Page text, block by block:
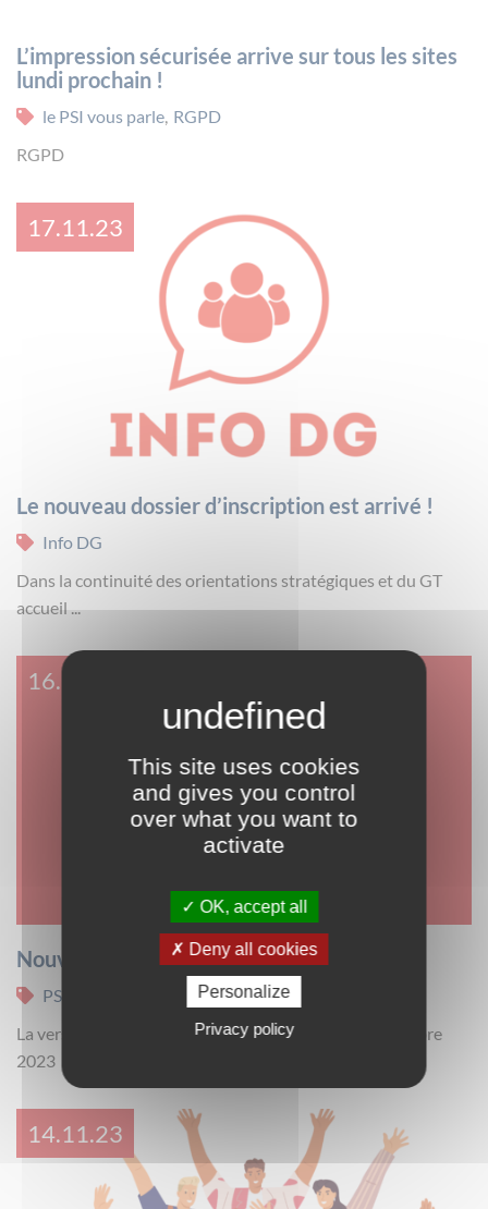
L’impression sécurisée arrive sur tous les sites
lundi prochain !
le PSI vous parle RGPD
RGPD
17.11.23
Le nouveau dossier d’inscription est arrivé !
Info DG
Dans la continuité des orientations stratégiques et du GT
accueil ...
16.11.23
Nouvelle version I-Milo
PSI
La version 3.3 d’I-Milo a été mise en place le 15 novembre
2023
14.11.23
This site uses cookies
and gives you control
over what you want to
activate
OK, accept all
Deny all cookies
Personalize
Privacy policy